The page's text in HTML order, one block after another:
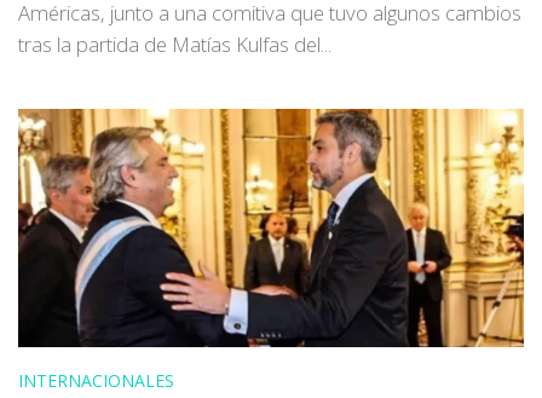
Américas, junto a una comitiva que tuvo algunos cambios
tras la partida de Matías Kulfas del...
INTERNACIONALES